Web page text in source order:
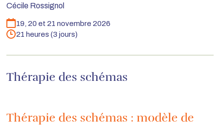
Cécile Rossignol
Dates19, 20 et 21 novembre 2026
Durée21 heures (3 jours)
Thérapie des schémas
Thérapie des schémas : modèle de